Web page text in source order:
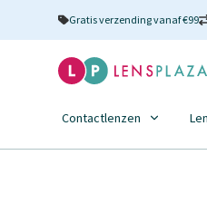
Gratis verzending vanaf €99
Contactlenzen